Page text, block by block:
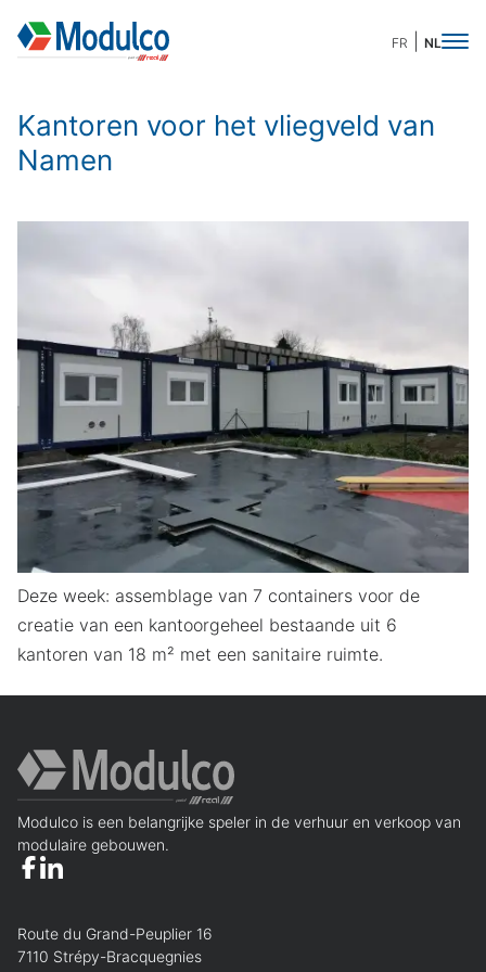
FR NL
Kantoren voor het vliegveld van
Namen
Deze week: assemblage van 7 containers voor de
creatie van een kantoorgeheel bestaande uit 6
kantoren van 18 m² met een sanitaire ruimte.
Modulco is een belangrijke speler in de verhuur en verkoop van
modulaire gebouwen.
Route du Grand-Peuplier 16
7110 Strépy-Bracquegnies